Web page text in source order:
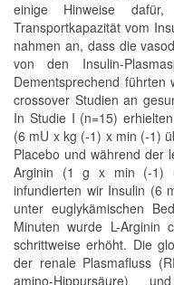
einige Hinweise
Transportkapazität vom
nahmen an, dass die
von den Insulin-
Dementsprechend führten
crossover Studien an
In Studie I (n=15)
(6 mU x kg (-1) x min (-1)
Placebo und während der
Arginin (1 g x min (-1)
infundierten wir Insulin (6
unter euglykämischen
Minuten wurde L-Arginin
schrittweise erhöht. Die
der renale Plasmafluss
amino-Hippursäure)